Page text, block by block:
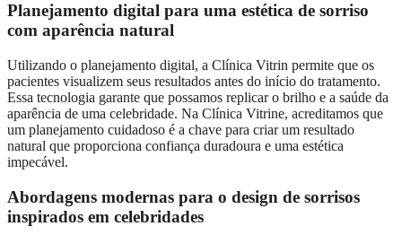
Planejamento digital para uma estética de sorriso
com aparência natural
Utilizando o planejamento digital, a Clínica Vitrin permite que os
pacientes visualizem seus resultados antes do início do tratamento.
Essa tecnologia garante que possamos replicar o brilho e a saúde da
aparência de uma celebridade. Na Clínica Vitrine, acreditamos que
um planejamento cuidadoso é a chave para criar um resultado
natural que proporciona confiança duradoura e uma estética
impecável.
Abordagens modernas para o design de sorrisos
inspirados em celebridades